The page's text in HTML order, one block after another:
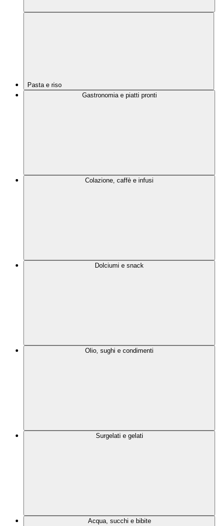
Pasta e riso
Gastronomia e piatti pronti
Colazione, caffè e infusi
Dolciumi e snack
Olio, sughi e condimenti
Surgelati e gelati
Acqua, succhi e bibite